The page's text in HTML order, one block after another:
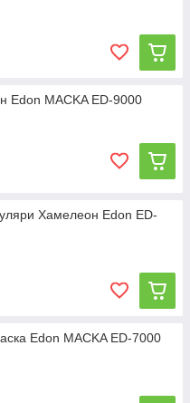
Edon MACKA ED-9000
Хамелеон Edon ED-
Edon MACKA ED-7000